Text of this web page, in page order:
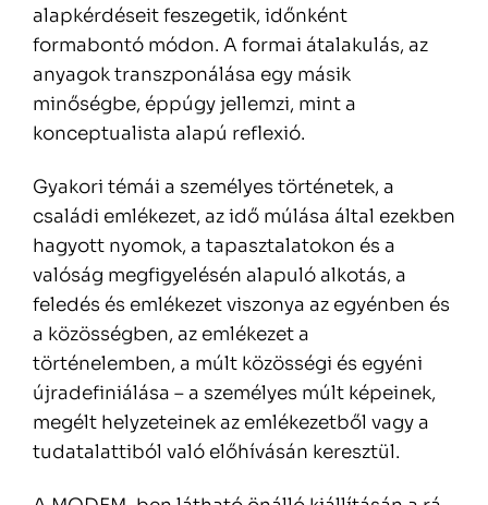
alapkérdéseit feszegetik, időnként
formabontó módon. A formai átalakulás, az
anyagok transzponálása egy másik
minőségbe, éppúgy jellemzi, mint a
konceptualista alapú reflexió.
Gyakori témái a személyes történetek, a
családi emlékezet, az idő múlása által ezekben
hagyott nyomok, a tapasztalatokon és a
valóság megfigyelésén alapuló alkotás, a
feledés és emlékezet viszonya az egyénben és
a közösségben, az emlékezet a
történelemben, a múlt közösségi és egyéni
újradefiniálása – a személyes múlt képeinek,
megélt helyzeteinek az emlékezetből vagy a
tudatalattiból való előhívásán keresztül.